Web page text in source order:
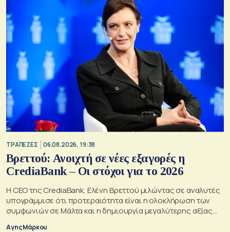
ΤΡΑΠΕΖΕΣ 06.08.2026, 19:38
Βρεττού: Ανοιχτή σε νέες εξαγορές η
CrediaBank – Οι στόχοι για το 2026
Η CEO της CrediaBank, Ελένη Βρεττού μιλώντας σε αναλυτές
υπογράμμισε ότι προτεραιότητα είναι η ολοκλήρωση των
συμφωνιών σε Μάλτα και η δημιουργία μεγαλύτερης αξίας
Αγης Μάρκου